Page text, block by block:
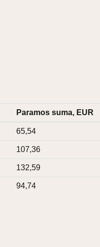
Paramos suma, EUR
65,54
107,36
132,59
94,74